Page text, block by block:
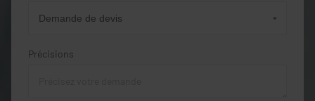
Précisions